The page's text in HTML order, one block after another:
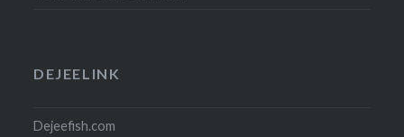
DEJEELINK
Dejeefish.com